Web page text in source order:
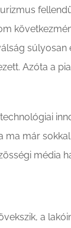
Azóta a
ma már
média
a